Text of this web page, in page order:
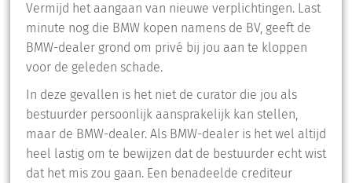
Vermijd het aangaan van nieuwe verplichtingen. Last
minute nog die BMW kopen namens de BV, geeft de
BMW-dealer grond om privé bij jou aan te kloppen
voor de geleden schade.
In deze gevallen is het niet de curator die jou als
bestuurder persoonlijk aansprakelijk kan stellen,
maar de BMW-dealer. Als BMW-dealer is het wel altijd
heel lastig om te bewijzen dat de bestuurder echt wist
dat het mis zou gaan. Een benadeelde crediteur